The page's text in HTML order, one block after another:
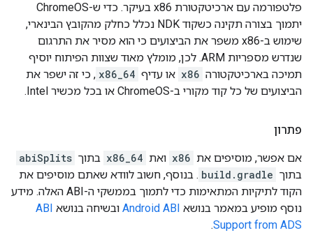
פלטפורמה עם ארכיטקטורת x86 בעיקר. כדי ש-ChromeOS
יתמוך בצורה תקינה כשקוד NDK נכלל כחלק מהקובץ הבינארי,
שימוש ב-x86 משפר את הביצועים כי הוא מסיר את התרגום
שנדרש מספריות ARM. לכן, מומלץ מאוד שצוות הפיתוח יוסיף
תמיכה בארכיטקטורה x86 או עדיף x86_64 , כי זה ישפר את
הביצועים של כל קוד מקורי ב-ChromeOS או בכל מכשיר Intel.
פתרון
אם אפשר, מוסיפים את x86 ואת x86_64 בתוך abiSplits
בתוך build.gradle . בנוסף, חשוב לוודא שאתם מוסיפים את
הקוד לתיקיות המתאימות כדי לתמוך בממשקי ה-ABI האלה. מידע
נוסף מופיע במאמר בנושא Android ABI ובשיחה בנושא ABI
Support from ADS
.